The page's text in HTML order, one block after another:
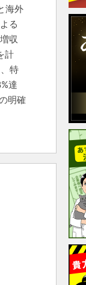
海外
る
収
計
特
達
明確